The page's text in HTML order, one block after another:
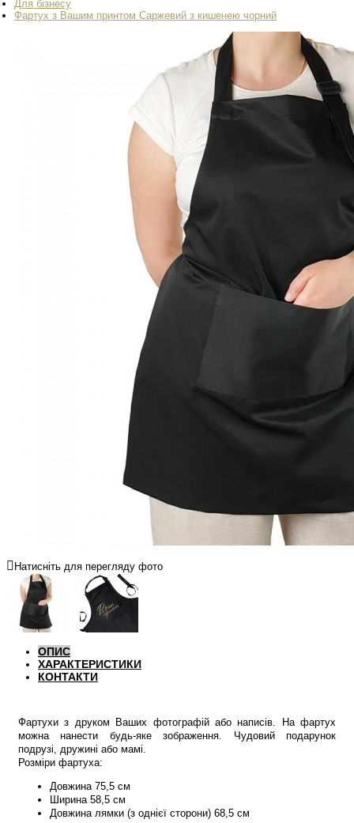
Для бізнесу
Фартух з Вашим принтом Саржевий з кишенею чорний
Натисніть для перегляду фото
ОПИС
ХАРАКТЕРИСТИКИ
КОНТАКТИ
Фартухи з друком Ваших фотографій або написів. На фартух
можна нанести будь-яке зображення. Чудовий подарунок
подрузі, дружині або мамі.
Розміри фартуха:
Довжина 75,5 см
Ширина 58,5 см
Довжина лямки (з однієї сторони) 68,5 см